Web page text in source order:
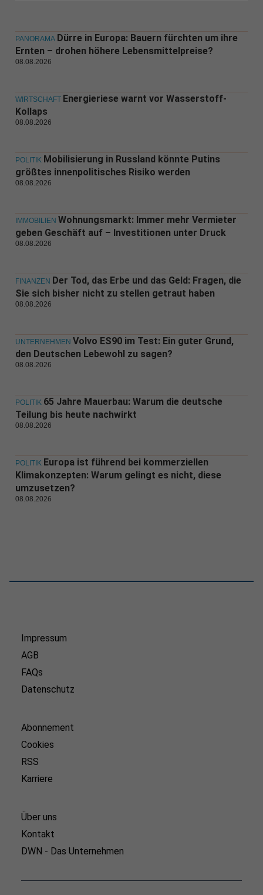
PANORAMA Dürre in Europa: Bauern fürchten um ihre
Ernten – drohen höhere Lebensmittelpreise?
08.08.2026
WIRTSCHAFT Energieriese warnt vor Wasserstoff-
Kollaps
08.08.2026
POLITIK Mobilisierung in Russland könnte Putins
größtes innenpolitisches Risiko werden
08.08.2026
IMMOBILIEN Wohnungsmarkt: Immer mehr Vermieter
geben Geschäft auf – Investitionen unter Druck
08.08.2026
FINANZEN Der Tod, das Erbe und das Geld: Fragen, die
Sie sich bisher nicht zu stellen getraut haben
08.08.2026
UNTERNEHMEN Volvo ES90 im Test: Ein guter Grund,
den Deutschen Lebewohl zu sagen?
08.08.2026
POLITIK 65 Jahre Mauerbau: Warum die deutsche
Teilung bis heute nachwirkt
08.08.2026
POLITIK Europa ist führend bei kommerziellen
Klimakonzepten: Warum gelingt es nicht, diese
umzusetzen?
08.08.2026
Impressum
AGB
FAQs
Datenschutz
Abonnement
Cookies
RSS
Karriere
Über uns
Kontakt
DWN - Das Unternehmen